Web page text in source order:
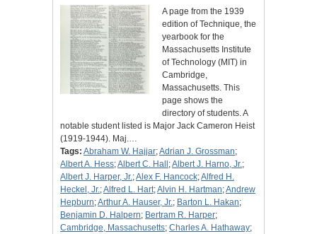
A page from the 1939
edition of Technique, the
yearbook for the
Massachusetts Institute
of Technology (MIT) in
Cambridge,
Massachusetts. This
page shows the
directory of students. A
notable student listed is Major Jack Cameron Heist
(1919-1944). Maj.…
Tags: Abraham W. Hajjar;Adrian J. Grossman;
Albert A. Hess;Albert C. Hall ;Albert J. Harno, Jr.;
Albert J. Harper, Jr.;Alex F. Hancock;Alfred H.
Heckel, Jr.;Alfred L. Hart;Alvin H. Hartman;Andrew
Hepburn;Arthur A. Hauser, Jr.; Barton L. Hakan;
Benjamin D. Halpern; Bertram R. Harper;
Cambridge, Massachusetts; Charles A. Hathaway;